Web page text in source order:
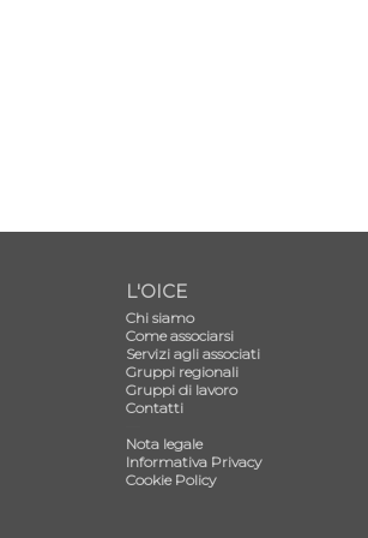
L'OICE
Chi siamo
Come associarsi
Servizi agli associati
Gruppi regionali
Gruppi di lavoro
Contatti
Nota legale
Informativa Privacy
Cookie Policy